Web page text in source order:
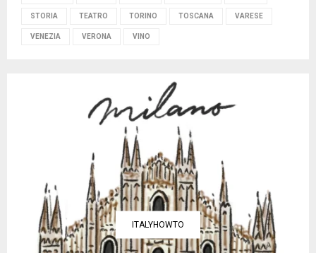
STORIA TEATRO TORINO TOSCANA VARESE
VENEZIA VERONA VINO
ITALYHOWTO